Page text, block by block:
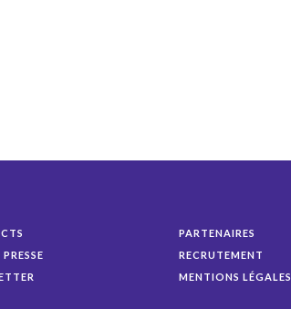
PARTENAIRES
RECRUTEMENT
MENTIONS LÉGALES